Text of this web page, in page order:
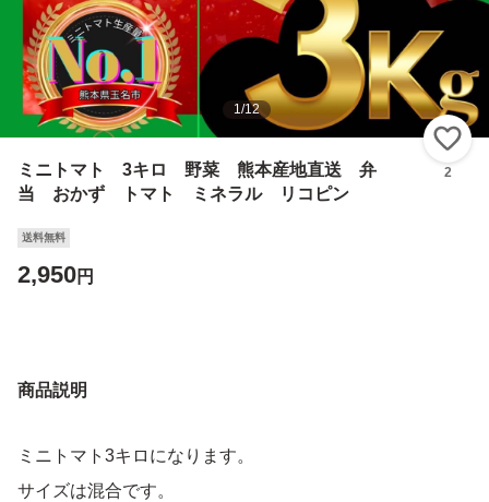
1/12
ミニトマト 3キロ 野菜 熊本産地直送 弁
当 おかず トマト ミネラル リコピン
2
送料無料
2,950円
商品説明
ミニトマト3キロになります。
サイズは混合です。